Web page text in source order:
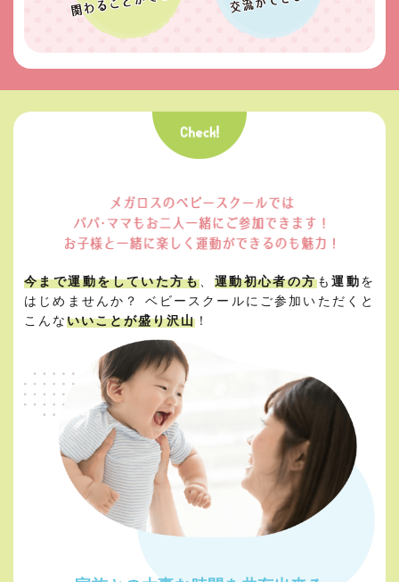
今まで運動をしていた方も 運動初心者の方も運動を
はじめませんか？
ベビースクールにご参加いただくと
こんないいことが盛り沢山 ！